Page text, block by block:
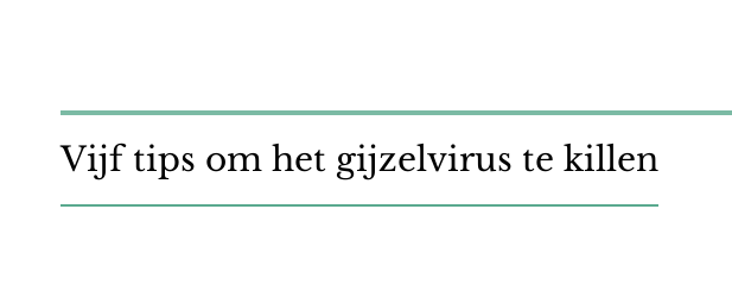
Vijf tips om het gijzelvirus te killen